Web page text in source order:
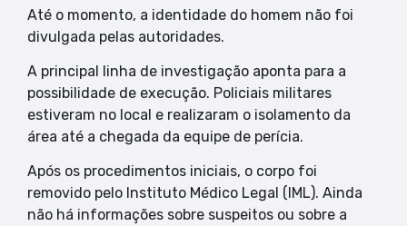
Até o momento, a identidade do homem não foi
divulgada pelas autoridades.
A principal linha de investigação aponta para a
possibilidade de execução. Policiais militares
estiveram no local e realizaram o isolamento da
área até a chegada da equipe de perícia.
Após os procedimentos iniciais, o corpo foi
removido pelo Instituto Médico Legal (IML). Ainda
não há informações sobre suspeitos ou sobre a